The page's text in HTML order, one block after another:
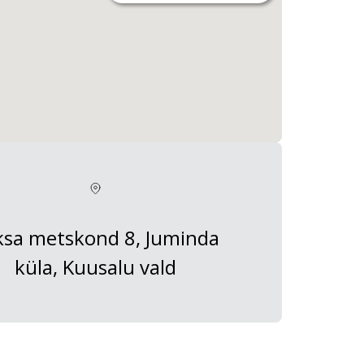
metskond 8, Juminda
küla, Kuusalu vald